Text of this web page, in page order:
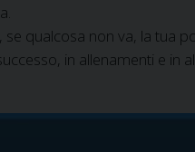
qualcosa non va, la tua
in allenamenti e